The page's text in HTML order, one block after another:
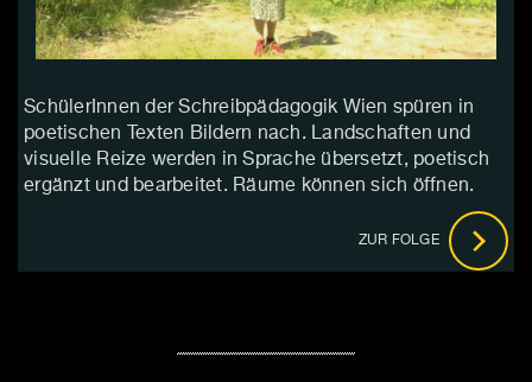
SchülerInnen der Schreibpädagogik Wien spüren in
poetischen Texten Bildern nach. Landschaften und
visuelle Reize werden in Sprache übersetzt, poetisch
ergänzt und bearbeitet. Räume können sich öffnen.
ZUR FOLGE